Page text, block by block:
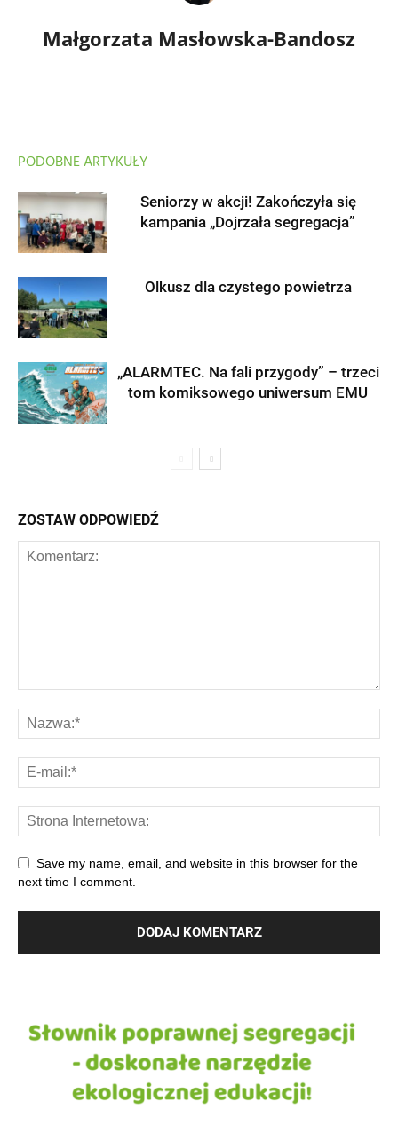
Małgorzata Masłowska-Bandosz
PODOBNE ARTYKUŁY
Seniorzy w akcji! Zakończyła się
kampania „Dojrzała segregacja”
Olkusz dla czystego powietrza
„ALARMTEC. Na fali przygody” – trzeci
tom komiksowego uniwersum EMU
ZOSTAW ODPOWIEDŹ
Save my name, email, and website in this browser for the
next time I comment.